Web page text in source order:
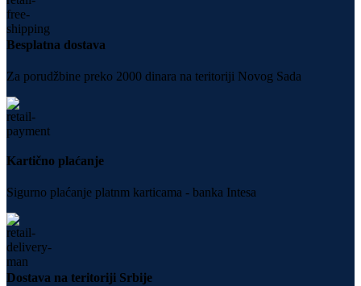
Besplatna dostava
Za porudžbine preko 2000 dinara na teritoriji Novog Sada
Kartično plaćanje
Sigurno plaćanje platnm karticama - banka Intesa
Dostava na teritoriji Srbije